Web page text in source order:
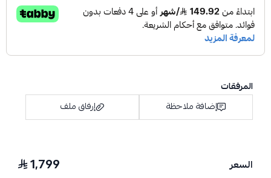
المرفقات
إضافة ملاحظة
إرفاق ملف
السعر 1,799